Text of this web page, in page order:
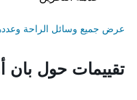
عرض جميع وسائل الراحة
تقييمات حول بان